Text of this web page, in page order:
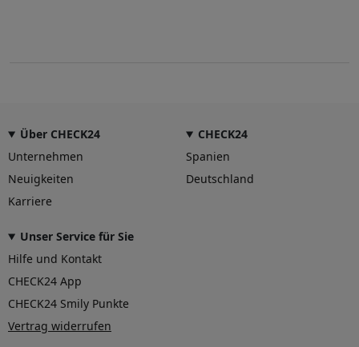
Über CHECK24
Unternehmen
Neuigkeiten
Karriere
CHECK24
Spanien
Deutschland
Unser Service für Sie
Hilfe und Kontakt
CHECK24 App
CHECK24 Smily Punkte
Vertrag widerrufen